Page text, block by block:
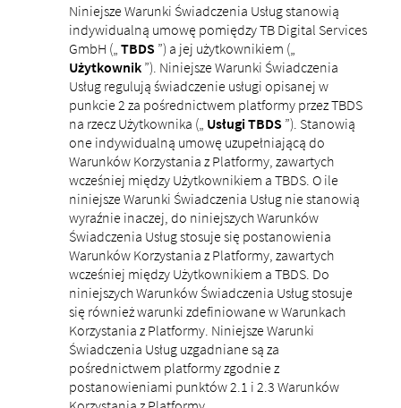
Niniejsze Warunki Świadczenia Usług stanowią
indywidualną umowę pomiędzy TB Digital Services
GmbH („ TBDS ”) a jej użytkownikiem („
Użytkownik”). Niniejsze Warunki Świadczenia
Usług regulują świadczenie usługi opisanej w
punkcie 2 za pośrednictwem platformy przez TBDS
na rzecz Użytkownika („ Usługi TBDS ”). Stanowią
one indywidualną umowę uzupełniającą do
Warunków Korzystania z Platformy, zawartych
wcześniej między Użytkownikiem a TBDS. O ile
niniejsze Warunki Świadczenia Usług nie stanowią
wyraźnie inaczej, do niniejszych Warunków
Świadczenia Usług stosuje się postanowienia
Warunków Korzystania z Platformy, zawartych
wcześniej między Użytkownikiem a TBDS. Do
niniejszych Warunków Świadczenia Usług stosuje
się również warunki zdefiniowane w Warunkach
Korzystania z Platformy. Niniejsze Warunki
Świadczenia Usług uzgadniane są za
pośrednictwem platformy zgodnie z
postanowieniami punktów 2.1 i 2.3 Warunków